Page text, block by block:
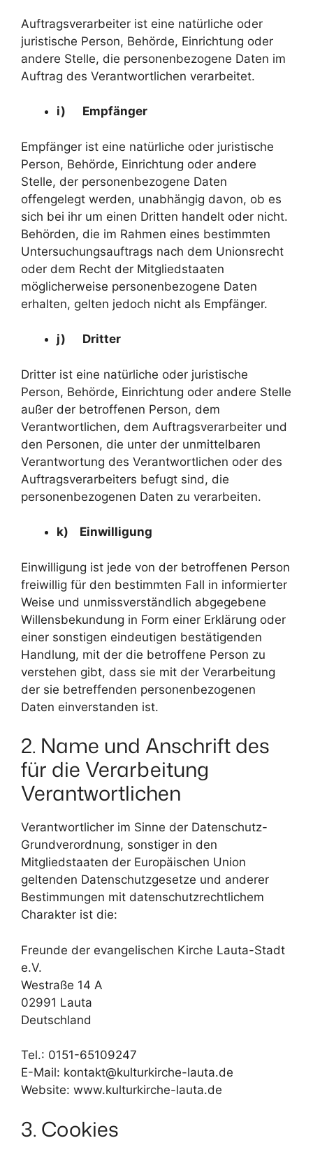
Auftragsverarbeiter ist eine natürliche oder
juristische Person, Behörde, Einrichtung oder
andere Stelle, die personenbezogene Daten im
Auftrag des Verantwortlichen verarbeitet.
i) Empfänger
Empfänger ist eine natürliche oder juristische
Person, Behörde, Einrichtung oder andere
Stelle, der personenbezogene Daten
offengelegt werden, unabhängig davon, ob es
sich bei ihr um einen Dritten handelt oder nicht.
Behörden, die im Rahmen eines bestimmten
Untersuchungsauftrags nach dem Unionsrecht
oder dem Recht der Mitgliedstaaten
möglicherweise personenbezogene Daten
erhalten, gelten jedoch nicht als Empfänger.
j) Dritter
Dritter ist eine natürliche oder juristische
Person, Behörde, Einrichtung oder andere Stelle
außer der betroffenen Person, dem
Verantwortlichen, dem Auftragsverarbeiter und
den Personen, die unter der unmittelbaren
Verantwortung des Verantwortlichen oder des
Auftragsverarbeiters befugt sind, die
personenbezogenen Daten zu verarbeiten.
k) Einwilligung
Einwilligung ist jede von der betroffenen Person
freiwillig für den bestimmten Fall in informierter
Weise und unmissverständlich abgegebene
Willensbekundung in Form einer Erklärung oder
einer sonstigen eindeutigen bestätigenden
Handlung, mit der die betroffene Person zu
verstehen gibt, dass sie mit der Verarbeitung
der sie betreffenden personenbezogenen
Daten einverstanden ist.
2. Name und Anschrift des
für die Verarbeitung
Verantwortlichen
Verantwortlicher im Sinne der Datenschutz-
Grundverordnung, sonstiger in den
Mitgliedstaaten der Europäischen Union
geltenden Datenschutzgesetze und anderer
Bestimmungen mit datenschutzrechtlichem
Charakter ist die:
Freunde der evangelischen Kirche Lauta-Stadt
e.V.
Westraße 14 A
02991 Lauta
Deutschland
Tel.: 0151-65109247
E-Mail: kontakt@kulturkirche-lauta.de
Website: www.kulturkirche-lauta.de
3. Cookies